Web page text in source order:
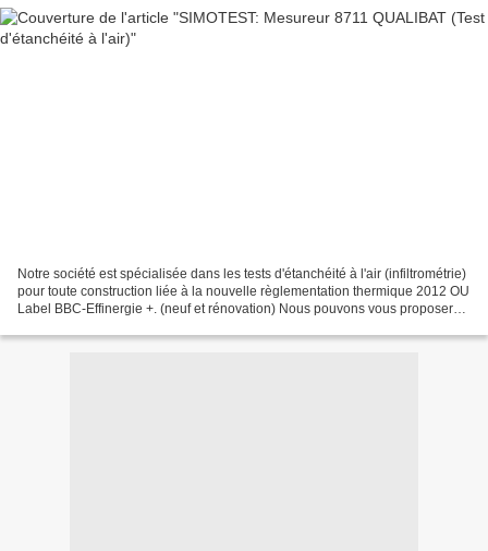
Notre société est spécialisée dans les tests d'étanchéité à l'air (infiltrométrie)
pour toute construction liée à la nouvelle règlementation thermique 2012 OU
Label BBC-Effinergie +. (neuf et rénovation) Nous pouvons vous proposer